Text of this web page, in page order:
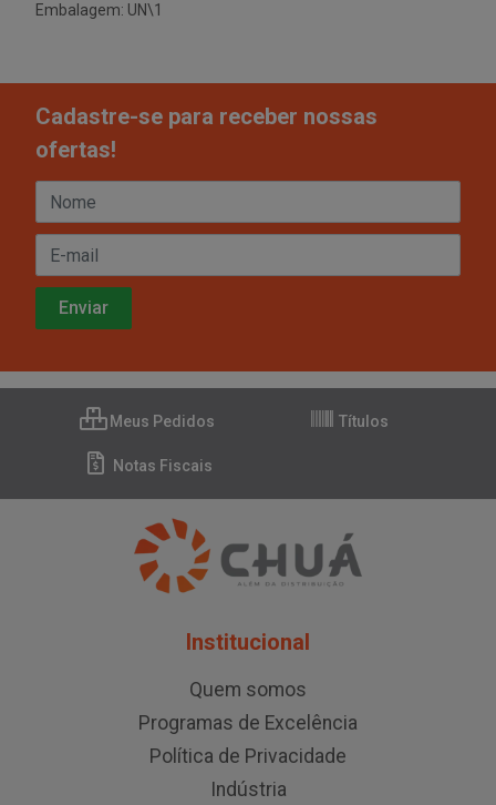
Embalagem: UN\1
Cadastre-se para receber nossas
ofertas!
Meus Pedidos Títulos
Notas Fiscais
Institucional
Quem somos
Programas de Excelência
Política de Privacidade
Indústria